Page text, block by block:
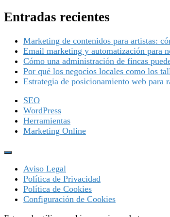
Entradas recientes
Marketing de contenidos para artistas:
Email marketing y automatización para
Cómo una administración de fincas
Por qué los negocios locales como los
Estrategia de posicionamiento web
SEO
WordPress
Herramientas
Marketing Online
Aviso Legal
Política de Privacidad
Política de Cookies
Configuración de Cookies